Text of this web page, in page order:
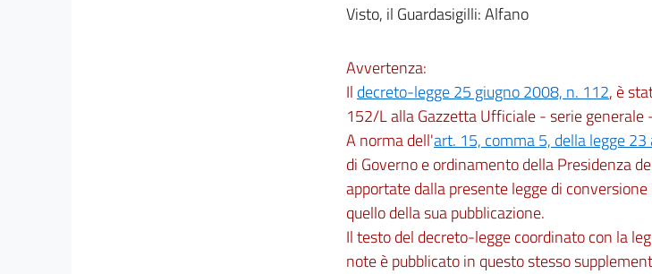
Visto, il Guardasigilli: Alfano
Avvertenza:
Il decreto-legge 25 giugno 2008, n. 112, è
152/L alla Gazzetta Ufficiale - serie
A norma dell'art. 15, comma 5, della legge
di Governo e ordinamento della Presidenza
apportate dalla presente legge di
quello della sua pubblicazione.
Il testo del decreto-legge coordinato con la
note è pubblicato in questo stesso